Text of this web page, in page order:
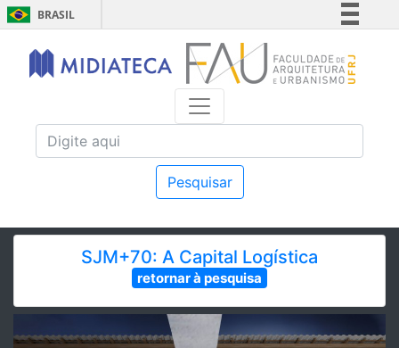
BRASIL
Simplifique!
Comunica BR
Acesso à informação
Pesquisar
SJM+70: A Capital Logística
retornar à pesquisa